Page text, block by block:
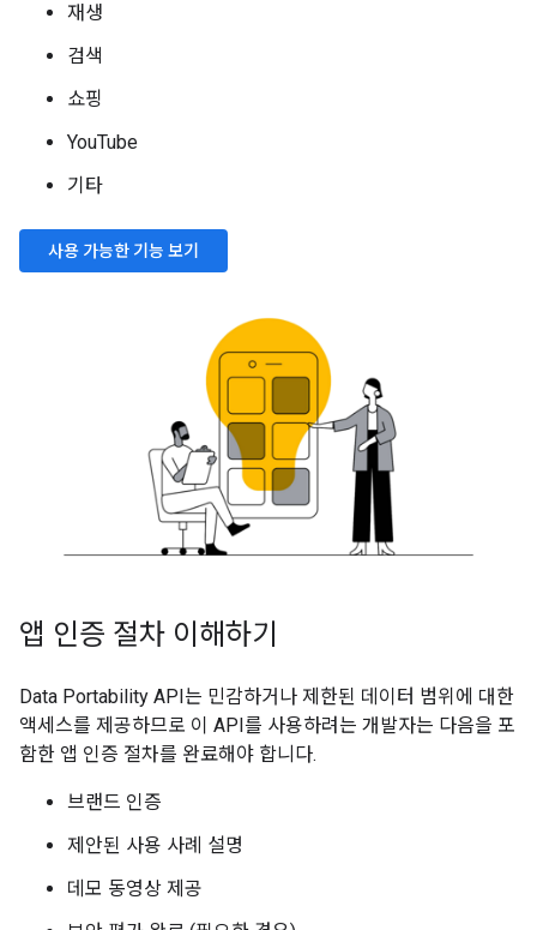
재생
검색
쇼핑
YouTube
기타
사용 가능한 기능 보기
앱 인증 절차 이해하기
Data Portability API는 민감하거나 제한된 데이터 범위에 대한
액세스를 제공하므로 이 API를 사용하려는 개발자는 다음을 포
함한 앱 인증 절차를 완료해야 합니다.
브랜드 인증
제안된 사용 사례 설명
데모 동영상 제공